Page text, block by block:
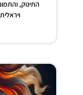
התינוק,